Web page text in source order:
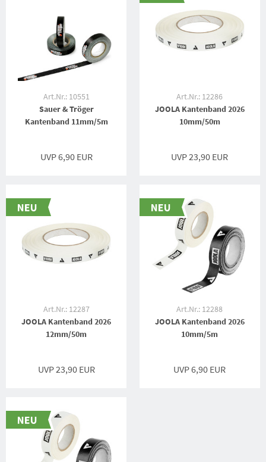
Art.Nr.: 10551
Sauer & Tröger
Kantenband 11mm/5m
UVP 6,90 EUR
Art.Nr.: 12286
JOOLA Kantenband 2026
10mm/50m
UVP 23,90 EUR
Art.Nr.: 12287
JOOLA Kantenband 2026
12mm/50m
UVP 23,90 EUR
Art.Nr.: 12288
JOOLA Kantenband 2026
10mm/5m
UVP 6,90 EUR